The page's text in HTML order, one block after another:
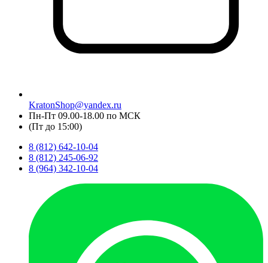
KratonShop@yandex.ru
Пн-Пт 09.00-18.00 по МСК
(Пт до 15:00)
8 (812) 642-10-04
8 (812) 245-06-92
8 (964) 342-10-04